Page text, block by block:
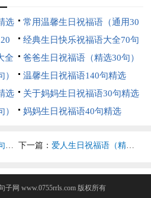
选
常用温馨生日祝福语（通用30
句）
经典生日快乐祝福语大全70句
精选
全
爸爸生日祝福语（精选30句）
温馨生日祝福语140句精选
选
关于妈妈生日祝福语30句精选
妈妈生日祝福语40句精选
下一篇： 爱人生日祝福语（精选30句）
子网 www.0755rrls.com 版权所有